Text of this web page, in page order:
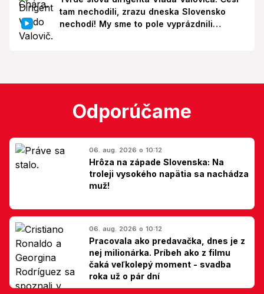
tam nechodili, zrazu dneska Slovensko
nechodí! My sme to pole vyprázdnili
Odporúčame
06. aug. 2026 o 10:12
Hrôza na západe Slovenska: Na
troleji vysokého napätia sa nachádza
muž!
06. aug. 2026 o 10:12
Pracovala ako predavačka, dnes je z
nej milionárka. Príbeh ako z filmu
čaká veľkolepý moment - svadba
roka už o pár dní